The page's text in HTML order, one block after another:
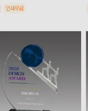
인쇄무료